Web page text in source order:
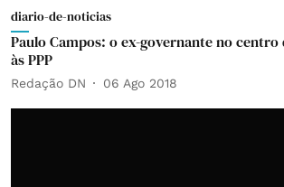
diario-de-noticias
Paulo Campos: o ex-governante no centro
às PPP
Redação DN 06 Ago 2018